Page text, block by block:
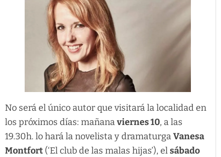
No será el único autor que visitará la localidad en
los próximos días: mañanaviernes 10, a las
19.30h. lo hará la novelista y dramaturgaVanesa
Montfort (‘El club de las malas hijas’), elsábado